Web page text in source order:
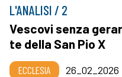
L'ANALISI / 2
Vescovi senza
te della San Pio X
ECCLESIA 26_02_2026